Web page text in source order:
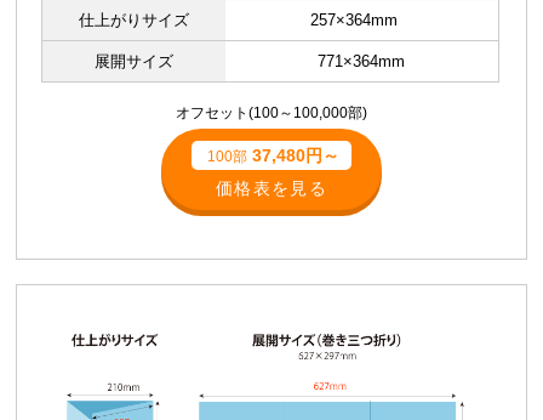
仕上がりサイズ 257×364mm
展開サイズ 771×364mm
オフセット(100～100,000部)
100部37,480円～
価格表を見る